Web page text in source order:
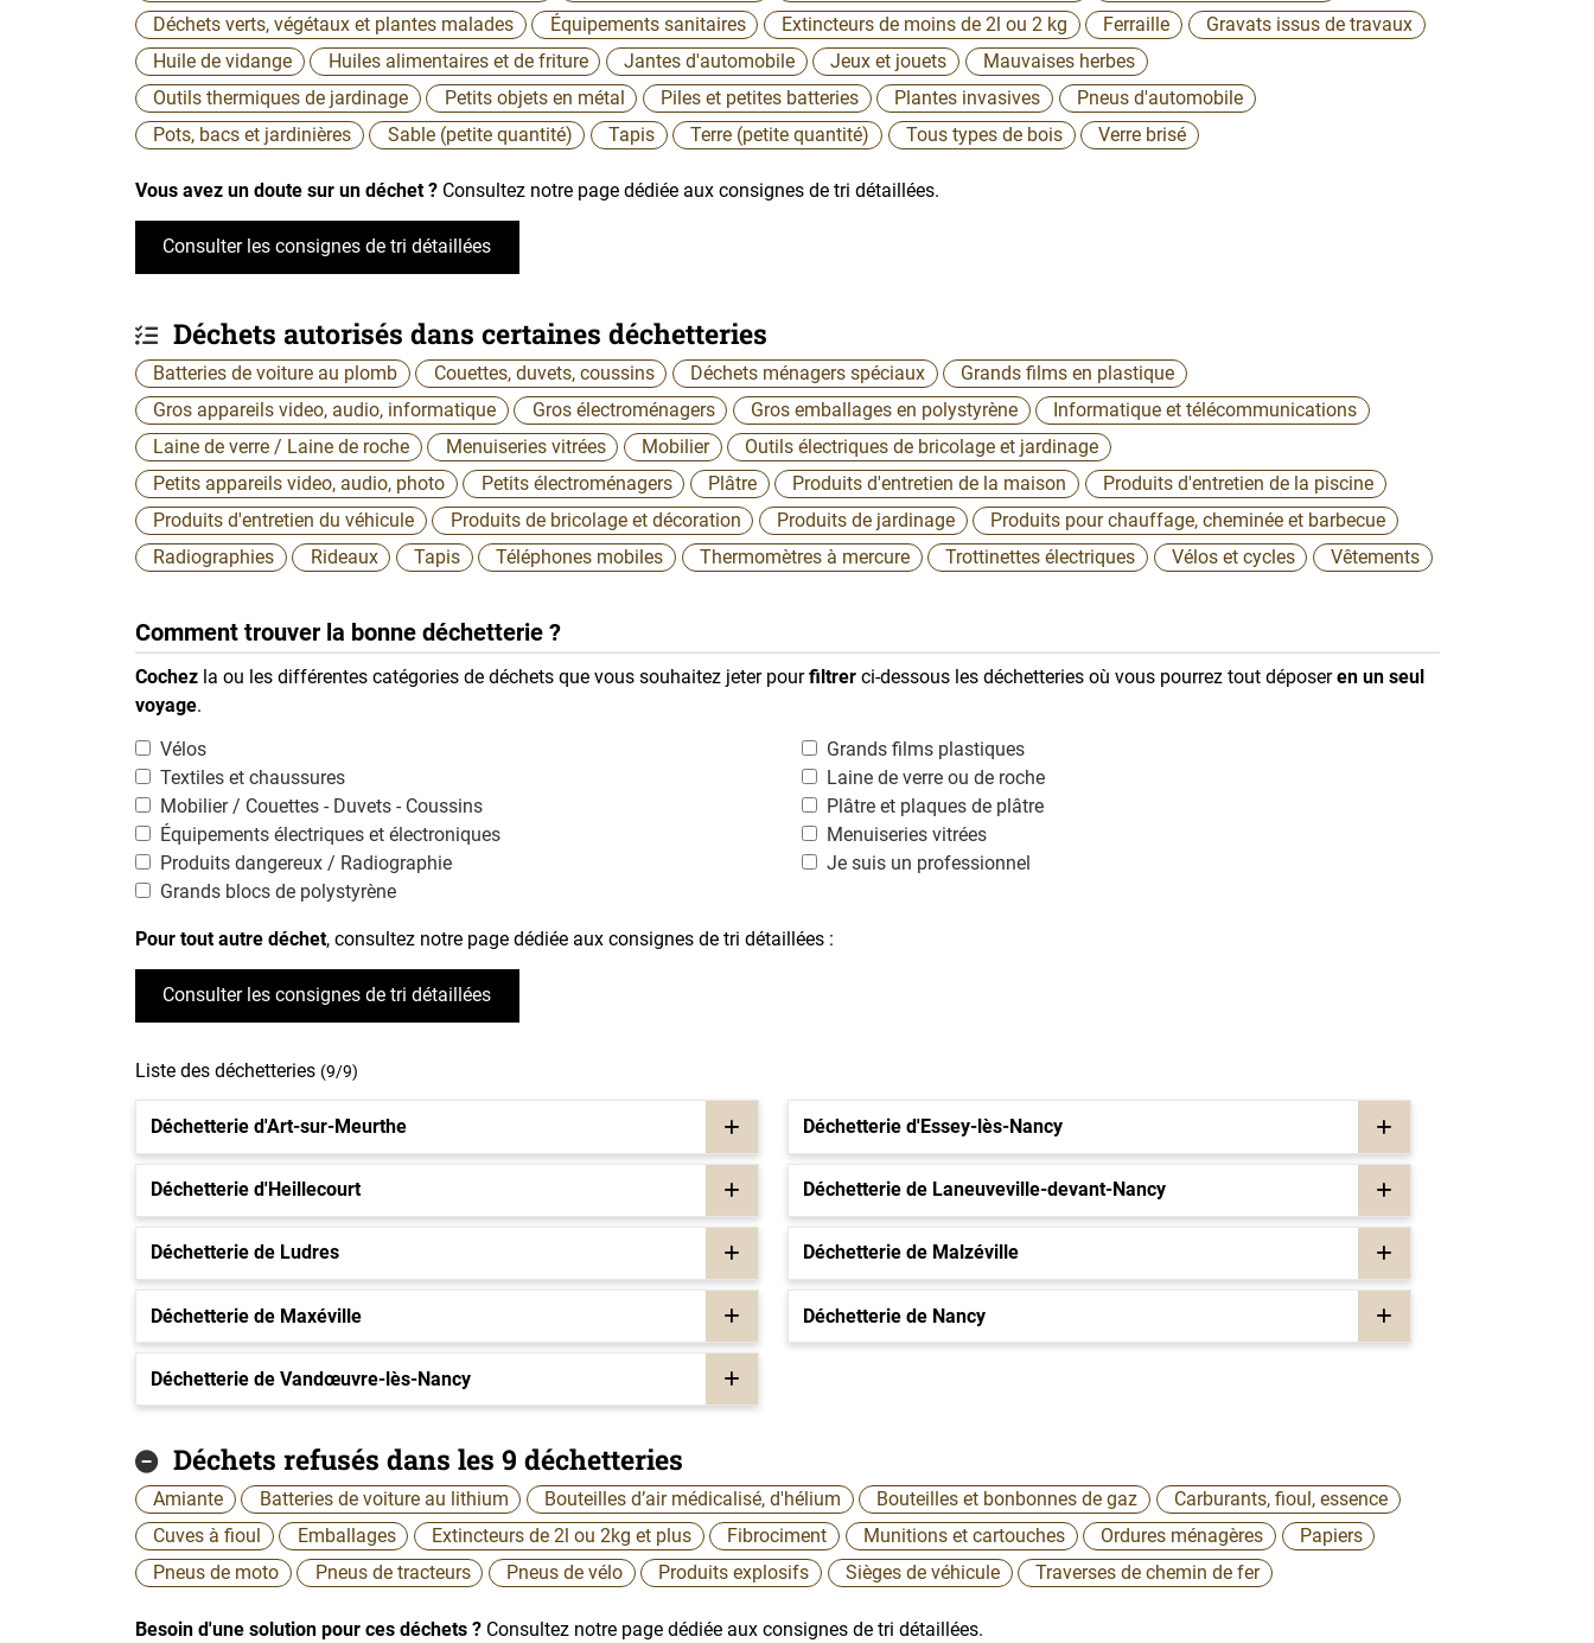
Déchets verts, végétaux et plantes malades
Équipements sanitaires Extincteurs de moins de 2l ou 2 kg Ferraille
Gravats issus de travaux
Huile de vidange
Huiles alimentaires et de friture Jantes d'automobile Jeux et jouets
Mauvaises herbes
Outils thermiques de jardinage
Petits objets en métal Piles et petites batteries Plantes invasives
Pneus d'automobile
Pots, bacs et jardinières
Sable (petite quantité) Tapis Terre (petite quantité) Tous types de bois Verre brisé
Vous avez un doute sur un déchet ? Consultez notre page dédiée aux consignes de tri détaillées.
Consulter les consignes de tri détaillées
Déchets autorisés dans certaines déchetteries
Batteries de voiture au plomb Couettes, duvets, coussins Déchets ménagers spéciaux
Grands films en plastique
Gros appareils video, audio, informatique
Gros électroménagers Gros emballages en polystyrène
Informatique et télécommunications
Laine de verre / Laine de roche
Menuiseries vitrées Mobilier
Outils électriques de bricolage et jardinage
Petits appareils video, audio, photo
Petits électroménagers Plâtre Produits d'entretien de la maison
Produits d'entretien de la piscine
Produits d'entretien du véhicule
Produits de bricolage et décoration Produits de jardinage
Produits pour chauffage, cheminée et barbecue
Radiographies
Rideaux Tapis Téléphones mobiles Thermomètres à mercure Trottinettes électriques Vélos et cycles Vêtements
Comment trouver la bonne déchetterie ?
Cochez la ou les différentes catégories de déchets que vous souhaitez jeter pourfiltrer ci-dessous les déchetteries où vous pourrez tout déposeren un seul
voyage.
Vélos
Textiles et chaussures
Mobilier / Couettes - Duvets - Coussins
Équipements électriques et électroniques
Produits dangereux / Radiographie
Grands blocs de polystyrène
Grands films plastiques
Laine de verre ou de roche
Plâtre et plaques de plâtre
Menuiseries vitrées
Je suis un professionnel
Pour tout autre déchet, consultez notre page dédiée aux consignes de tri détaillées :
Consulter les consignes de tri détaillées
Liste des déchetteries (9/9)
Déchetterie d'Art-sur-Meurthe Déchetterie d'Essey-lès-Nancy
Déchetterie d'Heillecourt Déchetterie de Laneuveville-devant-Nancy
Déchetterie de Ludres Déchetterie de Malzéville
Déchetterie de Maxéville Déchetterie de Nancy
Déchetterie de Vandœuvre-lès-Nancy
Déchets refusés dans les 9 déchetteries
Amiante Batteries de voiture au lithium Bouteilles d’air médicalisé, d'hélium Bouteilles et bonbonnes de gaz
Carburants, fioul, essence
Cuves à fioul
Emballages Extincteurs de 2l ou 2kg et plus Fibrociment Munitions et cartouches Ordures ménagères
Papiers
Pneus de moto
Pneus de tracteurs Pneus de vélo Produits explosifs Sièges de véhicule Traverses de chemin de fer
Besoin d'une solution pour ces déchets ? Consultez notre page dédiée aux consignes de tri détaillées.